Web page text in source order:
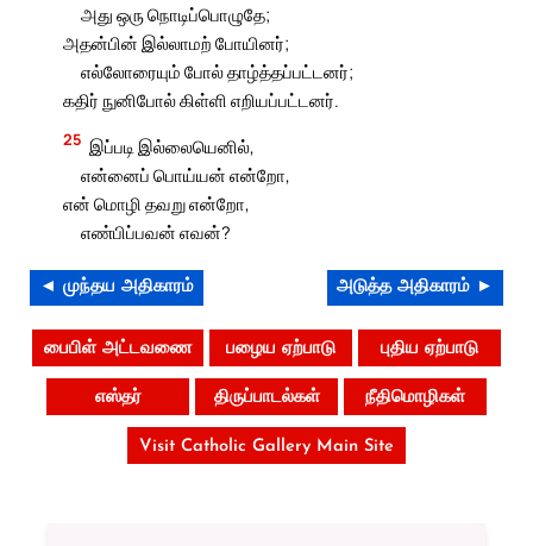
அது ஒரு நொடிப்பொழுதே;
அதன்பின் இல்லாமற் போயினர்;
எல்லோரையும் போல் தாழ்த்தப்பட்டனர்;
கதிர் நுனிபோல் கிள்ளி எறியப்பட்டனர்.
25 இப்படி இல்லையெனில்,
என்னைப் பொய்யன் என்றோ,
என் மொழி தவறு என்றோ,
எண்பிப்பவன் எவன்?
◄ முந்தய அதிகாரம் அடுத்த அதிகாரம் ►
பைபிள் அட்டவணை பழைய ஏற்பாடு புதிய ஏற்பாடு
எஸ்தர் திருப்பாடல்கள் நீதிமொழிகள்
Visit Catholic Gallery Main Site